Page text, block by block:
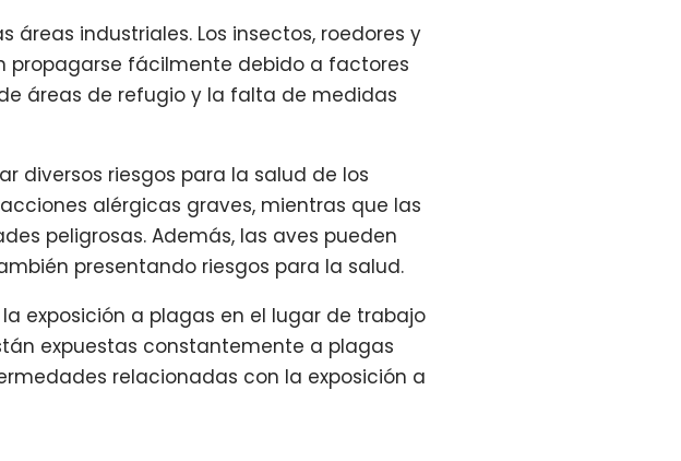
industriales. Los insectos, roedores y
propagarse fácilmente debido a factores
áreas de refugio y la falta de medidas
diversos riesgos para la salud de los
alérgicas graves, mientras que las
peligrosas. Además, las aves pueden
presentando riesgos para la salud.
exposición a plagas en el lugar de trabajo
expuestas constantemente a plagas
relacionadas con la exposición a